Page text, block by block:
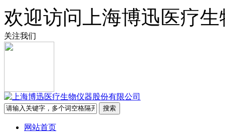
欢迎访问上海博迅医疗
关注我们
网站首页